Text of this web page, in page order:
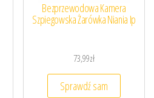
Bezprzewodowa Kamera
Szpiegowska Żarówka Niania Ip
73,99zł
Sprawdź sam